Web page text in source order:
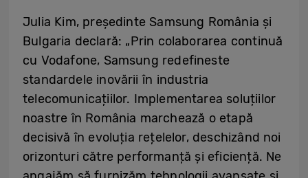
Julia Kim, președinte Samsung România și
Bulgaria declară: „Prin colaborarea continuă
cu Vodafone, Samsung redefineste
standardele inovării în industria
telecomunicațiilor. Implementarea soluțiilor
noastre în România marchează o etapă
decisivă în evoluția rețelelor, deschizând noi
orizonturi către performanță și eficiență. Ne